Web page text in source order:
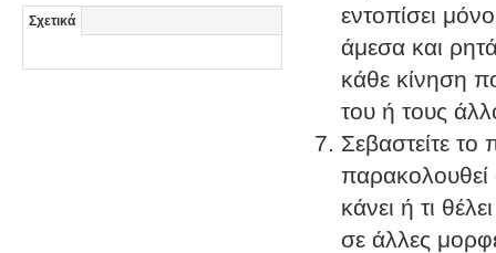
Σχετικά
εντοπίσει
άμεσα και
κάθε κίνηση
του ή τους
Σεβαστείτε το
παρακολουθεί
κάνει ή τι
σε άλλες